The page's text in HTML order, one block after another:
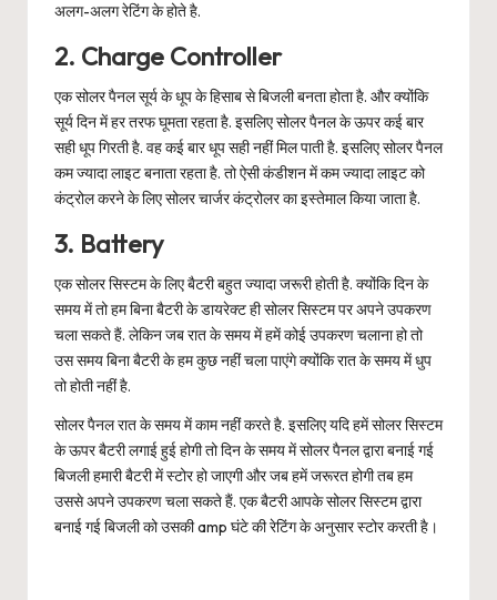
अलग-अलग रेटिंग के होते है.
2. Charge Controller
एक सोलर पैनल सूर्य के धूप के हिसाब से बिजली बनता होता है. और क्योंकि
सूर्य दिन में हर तरफ घूमता रहता है. इसलिए सोलर पैनल के ऊपर कई बार
सही धूप गिरती है. वह कई बार धूप सही नहीं मिल पाती है. इसलिए सोलर पैनल
कम ज्यादा लाइट बनाता रहता है. तो ऐसी कंडीशन में कम ज्यादा लाइट को
कंट्रोल करने के लिए सोलर चार्जर कंट्रोलर का इस्तेमाल किया जाता है.
3. Battery
एक सोलर सिस्टम के लिए बैटरी बहुत ज्यादा जरूरी होती है. क्योंकि दिन के
समय में तो हम बिना बैटरी के डायरेक्ट ही सोलर सिस्टम पर अपने उपकरण
चला सकते हैं. लेकिन जब रात के समय में हमें कोई उपकरण चलाना हो तो
उस समय बिना बैटरी के हम कुछ नहीं चला पाएंगे क्योंकि रात के समय में धुप
तो होती नहीं है.
सोलर पैनल रात के समय में काम नहीं करते है. इसलिए यदि हमें सोलर सिस्टम
के ऊपर बैटरी लगाई हुई होगी तो दिन के समय में सोलर पैनल द्वारा बनाई गई
बिजली हमारी बैटरी में स्टोर हो जाएगी और जब हमें जरूरत होगी तब हम
उससे अपने उपकरण चला सकते हैं. एक बैटरी आपके सोलर सिस्टम द्वारा
बनाई गई बिजली को उसकी amp घंटे की रेटिंग के अनुसार स्टोर करती है।